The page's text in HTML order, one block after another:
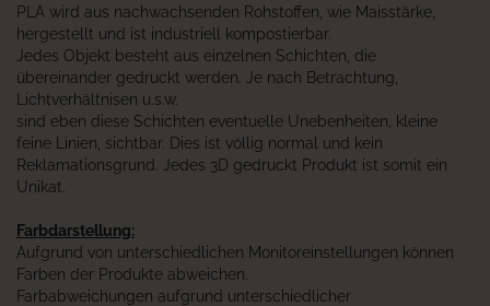
PLA wird aus nachwachsenden Rohstoffen, wie Maisstärke,
hergestellt und ist industriell kompostierbar.
Jedes Objekt besteht aus einzelnen Schichten, die
übereinander gedruckt werden. Je nach Betrachtung,
Lichtverhältnisen u.s.w.
sind eben diese Schichten eventuelle Unebenheiten, kleine
feine Linien, sichtbar. Dies ist völlig normal und kein
Reklamationsgrund. Jedes 3D gedruckt Produkt ist somit ein
Unikat.
Farbdarstellung:
Aufgrund von unterschiedlichen Monitoreinstellungen können
Farben der Produkte abweichen.
Farbabweichungen aufgrund unterschiedlicher